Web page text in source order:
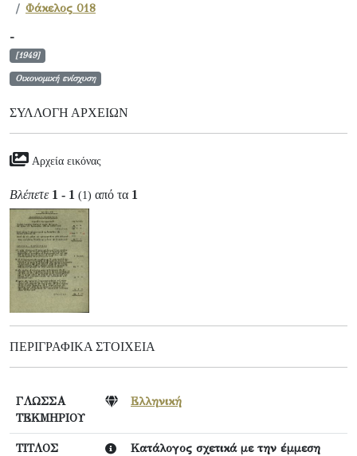
Φάκελος 018
-
[1949]
Οικονομική ενίσχυση
ΣΥΛΛΟΓΉ ΑΡΧΕΊΩΝ
Αρχεία εικόνας
Βλέπετε 1 - 1 (1) από τα 1
ΠΕΡΙΓΡΑΦΙΚΆ ΣΤΟΙΧΕΊΑ
ΓΛΩΣΣΑ
ΤΕΚΜΗΡΙΟΥ
Ελληνική
ΤΙΤΛΟΣ
Κατάλογος σχετικά με την έμμεση